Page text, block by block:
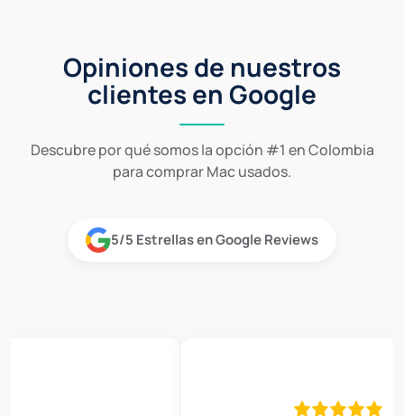
Opiniones de nuestros
clientes en Google
Descubre por qué somos la opción #1 en Colombia
para comprar Mac usados.
5/5 Estrellas en Google Reviews